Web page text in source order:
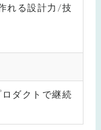
れる設計力/技
ダクトで継続